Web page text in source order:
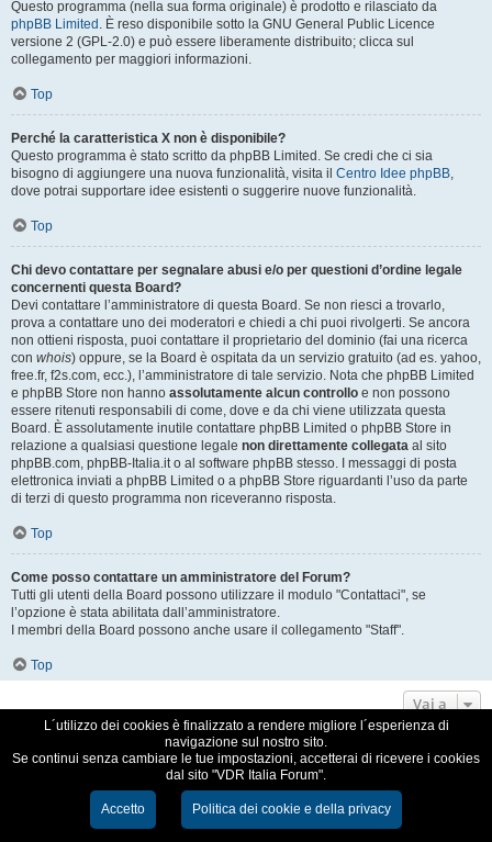
Questo programma (nella sua forma originale) è prodotto e rilasciato da
phpBB Limited . È reso disponibile sotto la GNU General Public Licence
versione 2 (GPL-2.0) e può essere liberamente distribuito; clicca sul
collegamento per maggiori informazioni.
Top
Perché la caratteristica X non è disponibile?
Questo programma è stato scritto da phpBB Limited. Se credi che ci sia
bisogno di aggiungere una nuova funzionalità, visita il Centro Idee phpBB,
dove potrai supportare idee esistenti o suggerire nuove funzionalità.
Top
Chi devo contattare per segnalare abusi e/o per questioni d’ordine legale
concernenti questa Board?
Devi contattare l’amministratore di questa Board. Se non riesci a trovarlo,
prova a contattare uno dei moderatori e chiedi a chi puoi rivolgerti. Se ancora
non ottieni risposta, puoi contattare il proprietario del dominio (fai una ricerca
con whois) oppure, se la Board è ospitata da un servizio gratuito (ad es. yahoo,
free.fr, f2s.com, ecc.), l’amministratore di tale servizio. Nota che phpBB Limited
e phpBB Store non hanno assolutamente alcun controllo e non possono
essere ritenuti responsabili di come, dove e da chi viene utilizzata questa
Board. È assolutamente inutile contattare phpBB Limited o phpBB Store in
relazione a qualsiasi questione legale non direttamente collegata al sito
phpBB.com, phpBB-Italia.it o al software phpBB stesso. I messaggi di posta
elettronica inviati a phpBB Limited o a phpBB Store riguardanti l’uso da parte
di terzi di questo programma non riceveranno risposta.
Top
Come posso contattare un amministratore del Forum?
Tutti gli utenti della Board possono utilizzare il modulo "Contattaci", se
l’opzione è stata abilitata dall’amministratore.
I membri della Board possono anche usare il collegamento "Staff".
Top
Vai a
VDR Italia, comunità italiana utilizzatori VDR
Traduzione Italiana phpBB-Italia.it
Cookie e Privacy
L´utilizzo dei cookies è finalizzato a rendere migliore l´esperienza di
navigazione sul nostro sito.
Se continui senza cambiare le tue impostazioni, accetterai di ricevere i cookies
dal sito "VDR Italia Forum".
Accetto Politica dei cookie e della privacy